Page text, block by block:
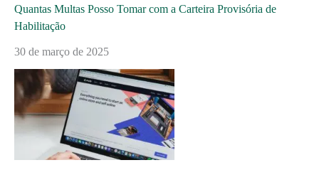
Quantas Multas Posso Tomar com a Carteira Provisória de
Habilitação
30 de março de 2025